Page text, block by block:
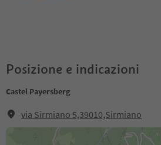
Posizione e indicazioni
Castel Payersberg
via Sirmiano 5,39010,Sirmiano